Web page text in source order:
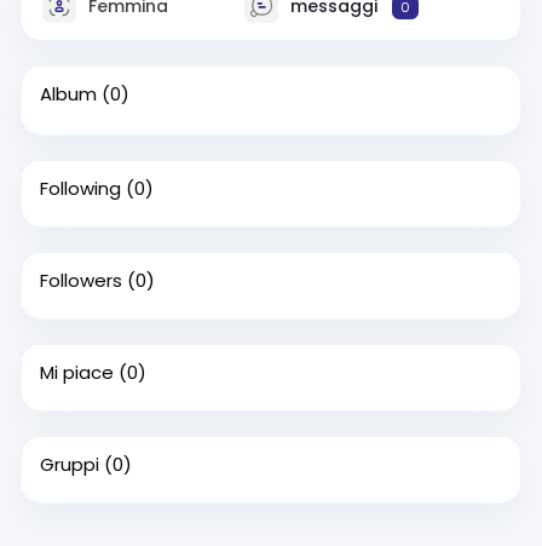
Femmina messaggi 0
Album (0)
Following (0)
Followers (0)
Mi piace (0)
Gruppi (0)